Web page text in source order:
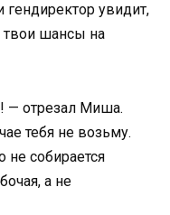
гендиректор увидит,
твои шансы на
— отрезал Миша.
тебя не возьму.
не собирается
а не